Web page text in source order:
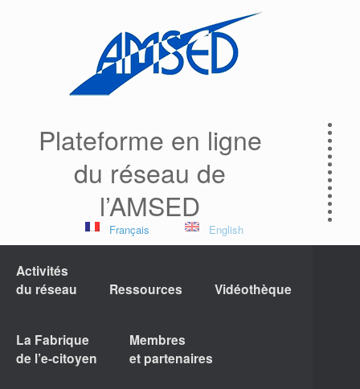
Plateforme en ligne
du réseau de
l’AMSED
Français English
Activités
du réseau
Ressources Vidéothèque
La Fabrique
de l’e-citoyen
Membres
et partenaires